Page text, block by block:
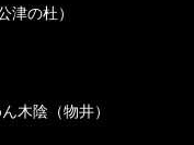
津の杜）
木陰（物井）